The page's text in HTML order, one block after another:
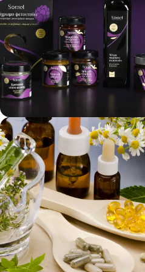
vezi si...
Produse Alimentare